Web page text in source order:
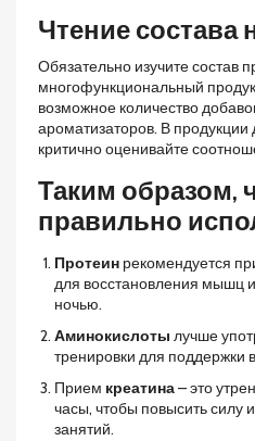
Чтение состава
Обязательно изучите состав
многофункциональный
возможное количество
ароматизаторов. В
критично оценивайте
Таким образом,
правильно
Протеин рекомендуется
для восстановления мышц
ночью.
Аминокислоты лучше
тренировки для поддержки
Прием креатина– это
часы, чтобы повысить силу
занятий.